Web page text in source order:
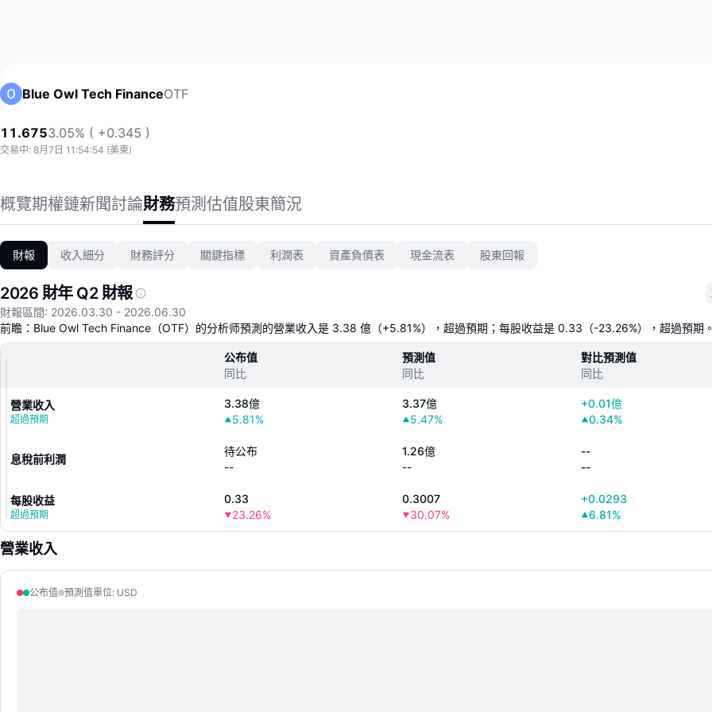
Blue Owl Tech FinanceOTF
11.6753.05% ( +0.345 )
交易中: 8月7日 11:54:54 (美東)
概覽期權鏈新聞討論財務預測 估值股東簡況
財報 收入細分 財務評分 關鍵指標 利潤表 資產負債表 現金流表 股東回報
2026 財年 Q2 財報
2026財年第二季業績在營收端基本符合共識預期，但盈利表現勝預期。總投資收入達到 ，
財報區間: 2026.03.30 - 2026.06.30
前瞻：Blue Owl Tech Finance（OTF）的分析师預測的營業收入是 3.38 億（+5.81%），超過預期；每股收益是 0.33（-23.26%），超過預期
公布值
同比
預測值
同比
對比預測值
同比
營業收入
超過預期
3.38億
5.81%
3.37億
5.47%
+0.01億
0.34%
息稅前利潤
待公布
--
1.26億
--
--
--
每股收益
超過預期
0.33
23.26%
0.3007
30.07%
+0.0293
6.81%
營業收入
公布值 預測值單位: USD